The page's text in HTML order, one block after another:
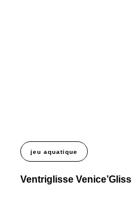
jeu aquatique
Ventriglisse Venice’Gliss